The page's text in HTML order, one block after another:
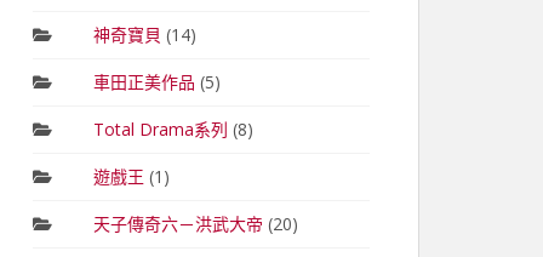
神奇寶貝 (14)
車田正美作品 (5)
Total Drama系列 (8)
遊戲王 (1)
天子傳奇六－洪武大帝 (20)